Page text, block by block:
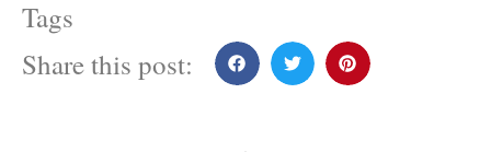
Tags
Share this post: